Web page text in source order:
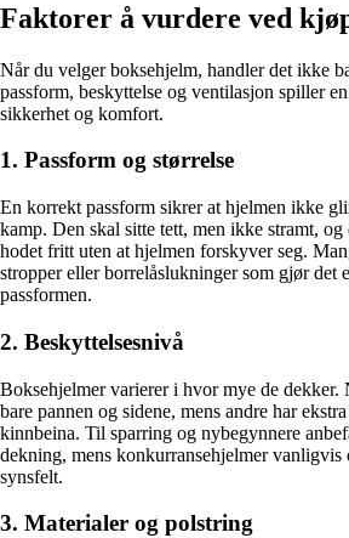
Faktorer å vurdere ved
Når du velger boksehjelm, handler det ikke
passform, beskyttelse og ventilasjon spiller
sikkerhet og komfort.
1. Passform og størrelse
En korrekt passform sikrer at hjelmen ikke
kamp. Den skal sitte tett, men ikke stramt,
hodet fritt uten at hjelmen forskyver seg.
stropper eller borrelåslukninger som gjør det
passformen.
2. Beskyttelsesnivå
Boksehjelmer varierer i hvor mye de dekker.
bare pannen og sidene, mens andre har
kinnbeina. Til sparring og nybegynnere
dekning, mens konkurransehjelmer vanligvis
synsfelt.
3. Materialer og polstring